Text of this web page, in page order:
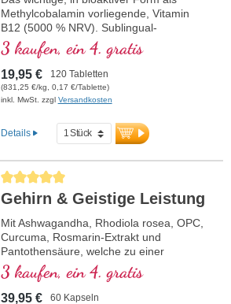
Methylcobalamin vorliegende, Vitamin
B12 (5000 % NRV). Sublingual-
Lutschtabletten zur besseren Aufnahme
über die Mundschleimhaut, im
hochwertigen Violettglas
3 kaufen, ein 4. gratis
19,95 € 120 Tabletten
(831,25 €/kg, 0,17 €/Tablette)
inkl. MwSt. zzgl Versandkosten
Details
Durchschnittliche Bewertung von 5 von 5 Sternen
Gehirn & Geistige Leistung
Mit Ashwagandha, Rhodiola rosea, OPC,
Curcuma, Rosmarin-Extrakt und
Pantothensäure, welche zu einer
normalen geistigen Leistungsfähigkeit
beiträgt und an der Synthese und dem
Stoffwechsel einiger Neurotransmitter
3 kaufen, ein 4. gratis
39,95 € 60 Kapseln